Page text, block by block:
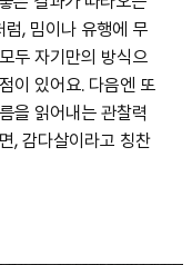
, 밈이나 유행에 무
두 자기만의 방식으
이 있어요. 다음엔 또
을 읽어내는 관찰력
, 감다살이라고 칭찬